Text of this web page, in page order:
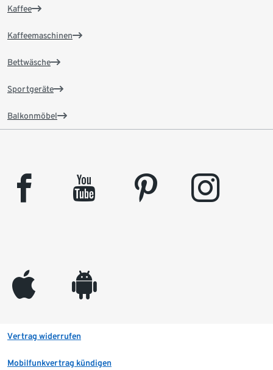
Kaffee
Kaffeemaschinen
Bettwäsche
Sportgeräte
Balkonmöbel
facebook youtube pinterest instagram
appleinc android
Vertrag widerrufen
Mobilfunkvertrag kündigen